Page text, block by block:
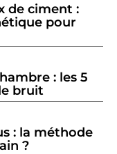
de ciment :
pour
: les 5
bruit
: la méthode
?